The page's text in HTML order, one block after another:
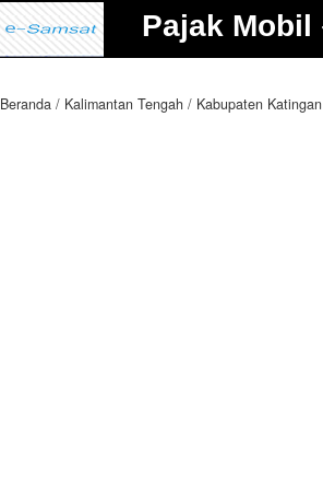
Pajak Mobil
Beranda Kalimantan Tengah Kabupaten Katingan